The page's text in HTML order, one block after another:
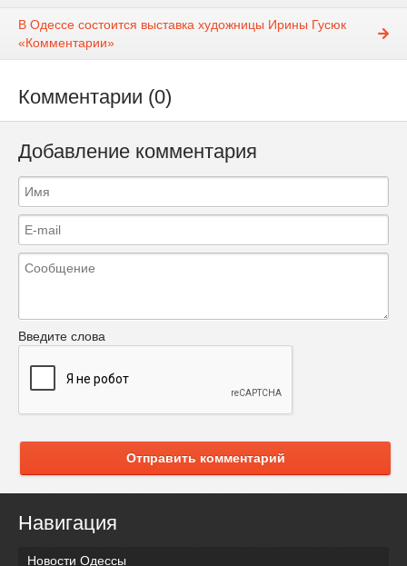
В Одессе состоится выставка художницы Ирины Гусюк
«Комментарии»
Комментарии (0)
Добавление комментария
Введите слова
Отправить комментарий
Навигация
Новости Одессы